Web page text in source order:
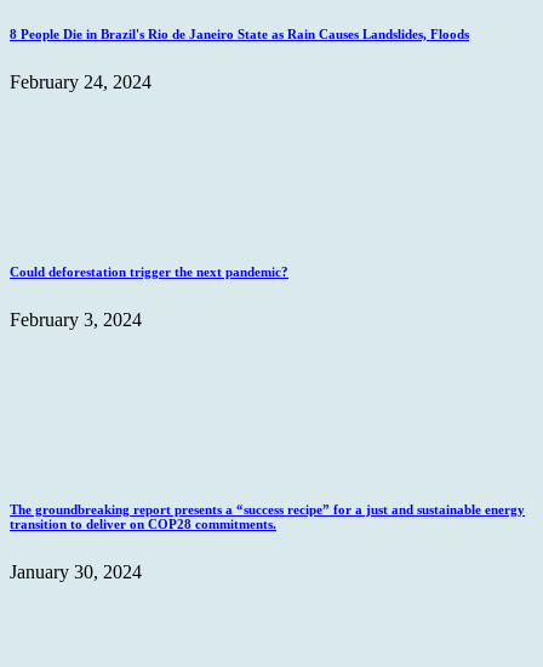
8 People Die in Brazil's Rio de Janeiro State as Rain Causes Landslides, Floods
February 24, 2024
Could deforestation trigger the next pandemic?
February 3, 2024
The groundbreaking report presents a “success recipe” for a just and sustainable energy
transition to deliver on COP28 commitments.
January 30, 2024